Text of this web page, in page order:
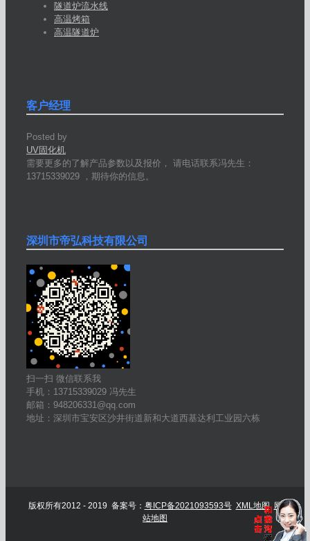
隧道炉流水线
高温烤箱
高温隧道炉
客户经理
Posted by
UV固化机
需要更多的了解产品参数以及报价， 请电话联系冯先生：
13715339029 ，期待你的信息。
深圳市帝弘科技有限公司
扫一扫 微信联系我
手机：13715339029 冯先生
邮箱：948206331@qq.com
地址：深圳市宝安区沙井街道新和大道西基达利工业园六栋
版权所有2012 - 2019 备案号： 粤ICP备2021093593号 XML地图
网
站地图